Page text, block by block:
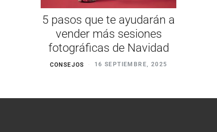
PRECIOS
LOGIN
EMPEZAR AHORA
5 pasos que te ayudarán a
vender más sesiones
fotográficas de Navidad
CONSEJOS 16 SEPTIEMBRE, 2025